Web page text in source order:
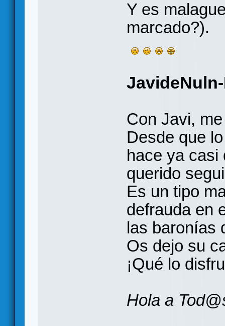
Y es
marcado?).
Con Javi,
Desde que
hace ya casi
querido
Es un tipo
defrauda en
las baronías
Os dejo su
¡Qué lo
Hola a